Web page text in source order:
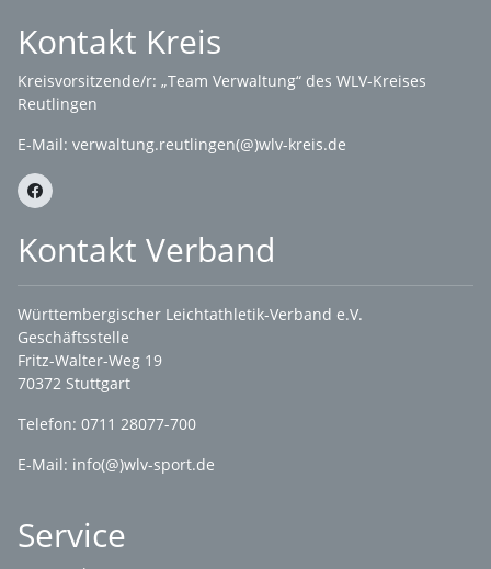
Kontakt Kreis
Kreisvorsitzende/r: „Team Verwaltung“ des WLV-Kreises
Reutlingen
E-Mail: verwaltung.reutlingen(@)wlv-kreis.de
Kontakt Verband
Württembergischer Leichtathletik-Verband e.V.
Geschäftsstelle
Fritz-Walter-Weg 19
70372 Stuttgart
Telefon: 0711 28077-700
E-Mail: info(@)wlv-sport.de
Service